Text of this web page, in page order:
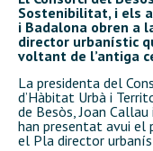
Sostenibilitat, i els
i Badalona obren a
director urbanístic
voltant de l’antiga
La presidenta del
d’Hàbitat Urbà i
de Besòs, Joan
han presentat avui el
el Pla director